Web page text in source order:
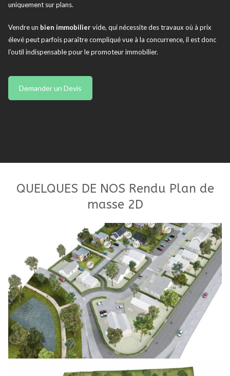
uniquement sur plans.
Vendre un bien immobiliervide, qui nécessite des travaux où à prix
élevé peut parfois paraître compliqué vue à la concurrence, il est donc
l’outil indispensable pour le promoteur immobilier.
Demander un Devis
QUELQUES DE NOS Rendu Plan de
masse 2D